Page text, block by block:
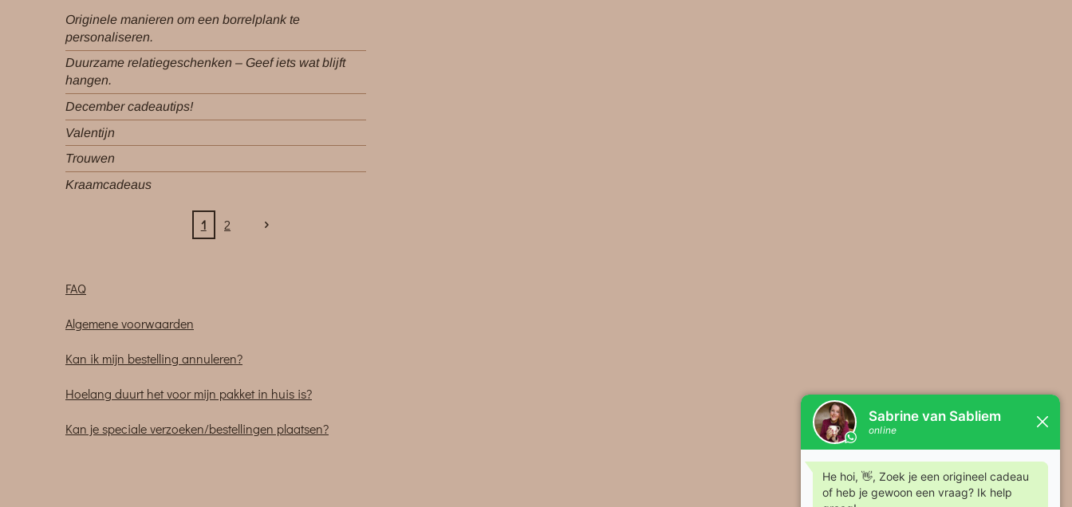
Originele manieren om een borrelplank te
personaliseren.
Duurzame relatiegeschenken – Geef iets wat blijft
hangen.
December cadeautips!
Valentijn
Trouwen
Kraamcadeaus
1 2
FAQ
Algemene voorwaarden
Kan ik mijn bestelling annuleren?
Hoelang duurt het voor mijn pakket in huis is?
Kan je speciale verzoeken/bestellingen plaatsen?